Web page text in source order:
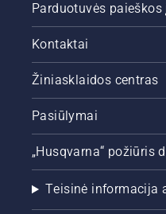
Parduotuvės
Kontaktai
Žiniasklaidos centras
Pasiūlymai
„Husqvarna“ požiūris
Teisinė informacija